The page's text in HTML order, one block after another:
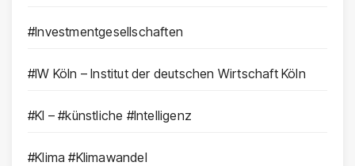
#Investmentgesellschaften
#IW Köln – Institut der deutschen Wirtschaft Köln
#KI – #künstliche #Intelligenz
#Klima #Klimawandel